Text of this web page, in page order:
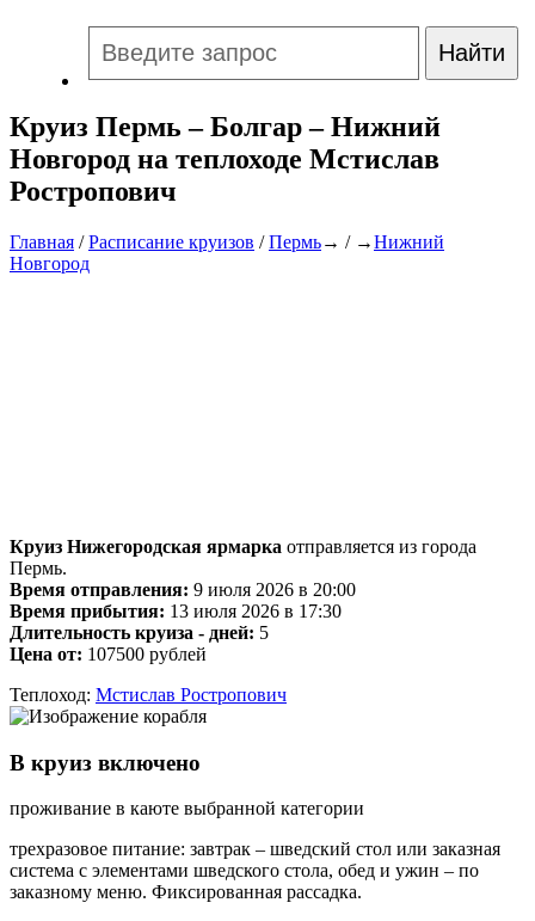
Круиз Пермь – Болгар – Нижний
Новгород на теплоходе Мстислав
Ростропович
Главная /Расписание круизов /Пермь→ / →Нижний
Новгород
Круиз Нижегородская ярмарка отправляется из города
Пермь.
Время отправления: 9 июля 2026 в 20:00
Время прибытия: 13 июля 2026 в 17:30
Длительность круиза - дней: 5
Цена от: 107500 рублей
Теплоход: Мстислав Ростропович
В круиз включено
проживание в каюте выбранной категории
трехразовое питание: завтрак – шведский стол или заказная
система с элементами шведского стола, обед и ужин – по
заказному меню. Фиксированная рассадка.